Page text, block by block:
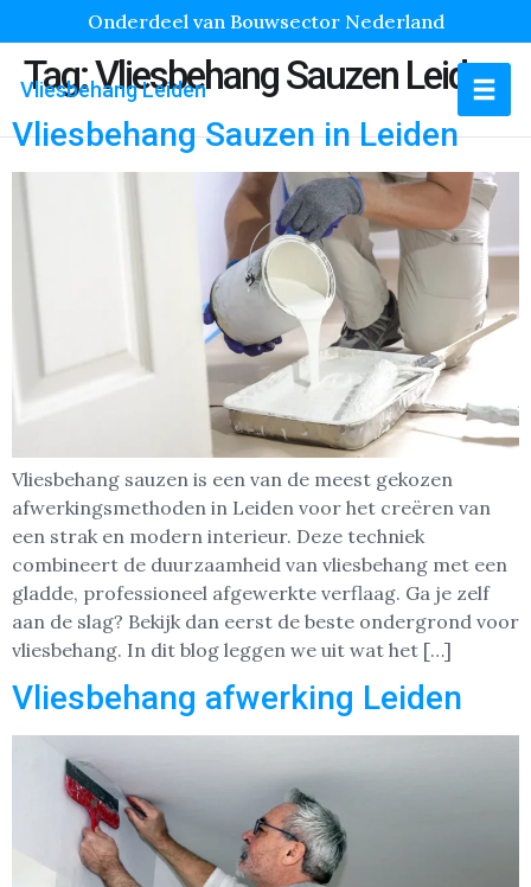
Onderdeel van Bouwsector Nederland
Vliesbehang Leiden
Tag:Vliesbehang Sauzen Leiden
Vliesbehang Sauzen in Leiden
Vliesbehang sauzen is een van de meest gekozen
afwerkingsmethoden in Leiden voor het creëren van
een strak en modern interieur. Deze techniek
combineert de duurzaamheid van vliesbehang met een
gladde, professioneel afgewerkte verflaag. Ga je zelf
aan de slag? Bekijk dan eerst de beste ondergrond voor
vliesbehang. In dit blog leggen we uit wat het […]
Vliesbehang afwerking Leiden